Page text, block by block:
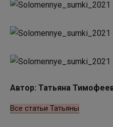
Автор: Татьяна
Все статьи Татьяны